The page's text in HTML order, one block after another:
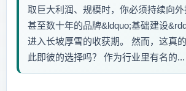
取巨大利润、规模时，你必须持续向
甚至数十年的品牌&ldquo;基础建设
进入长坡厚雪的收获期。 然而，这真
此即彼的选择吗？ 作为行业里有名的...